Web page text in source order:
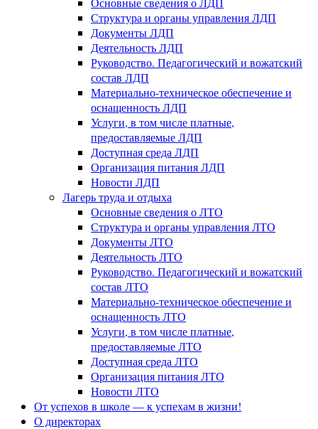
Структура и органы управления ЛДП
Документы ЛДП
Деятельность ЛДП
Руководство. Педагогический и вожатский
состав ЛДП
Материально-техническое обеспечение и
оснащенность ЛДП
Услуги, в том числе платные,
предоставляемые ЛДП
Доступная среда ЛДП
Организация питания ЛДП
Новости ЛДП
Лагерь труда и отдыха
Основные сведения о ЛТО
Структура и органы управления ЛТО
Документы ЛТО
Деятельность ЛТО
Руководство. Педагогический и вожатский
состав ЛТО
Материально-техническое обеспечение и
оснащенность ЛТО
Услуги, в том числе платные,
предоставляемые ЛТО
Доступная среда ЛТО
Организация питания ЛТО
Новости ЛТО
От успехов в школе — к успехам в жизни!
О директорах